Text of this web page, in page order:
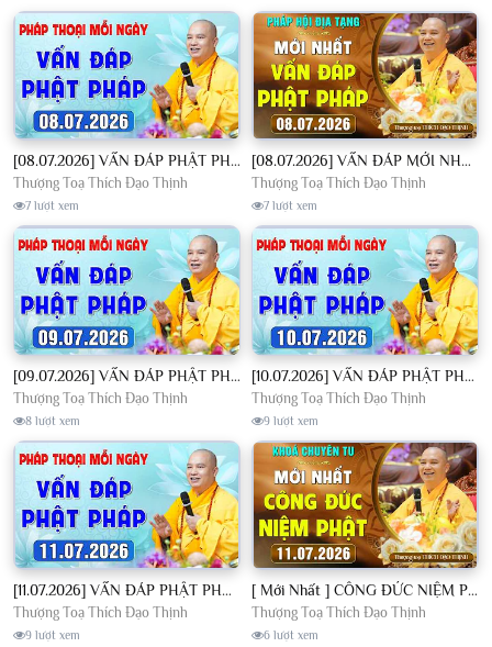
[08.07.2026] VẤN ĐÁP PHẬT PHÁP - Nghe Thầy giảng Pháp mỗi ngày CÔNG ĐỨC VÔ LƯỢNG│TT. Thích Đạo Thịnh
Thượng Toạ Thích Đạo Thịnh
7 lượt xem
[08.07.2026] VẤN ĐÁP MỚI NHẤT - Pháp Hội Địa Tạng Chùa Khai Nguyên | TT. Thích Đạo Thịnh
Thượng Toạ Thích Đạo Thịnh
7 lượt xem
[09.07.2026] VẤN ĐÁP PHẬT PHÁP - Nghe Thầy giảng Pháp mỗi ngày CÔNG ĐỨC VÔ LƯỢNG│TT. Thích Đạo Thịnh
Thượng Toạ Thích Đạo Thịnh
8 lượt xem
[10.07.2026] VẤN ĐÁP PHẬT PHÁP - Nghe Thầy giảng Pháp mỗi ngày CÔNG ĐỨC VÔ LƯỢNG│TT. Thích Đạo Thịnh
Thượng Toạ Thích Đạo Thịnh
9 lượt xem
[11.07.2026] VẤN ĐÁP PHẬT PHÁP - Nghe Thầy giảng Pháp mỗi ngày CÔNG ĐỨC VÔ LƯỢNG│TT. Thích Đạo Thịnh
Thượng Toạ Thích Đạo Thịnh
9 lượt xem
[ Mới Nhất ] CÔNG ĐỨC NIỆM PHẬT - Khoá Chuyên Tu Chùa Khai Nguyên 11/07/2026 | TT. Thích Đạo Thịnh
Thượng Toạ Thích Đạo Thịnh
6 lượt xem